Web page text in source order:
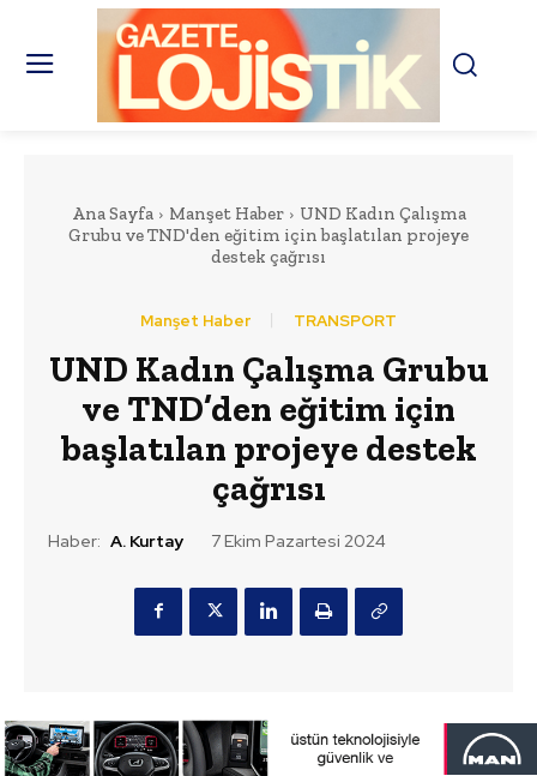
Ana Sayfa Manşet Haber
UND Kadın Çalışma
Grubu ve TND'den eğitim için başlatılan projeye
destek çağrısı
Manşet Haber TRANSPORT
UND Kadın Çalışma Grubu
ve TND’den eğitim için
başlatılan projeye destek
çağrısı
Haber: A. Kurtay 7 Ekim Pazartesi 2024